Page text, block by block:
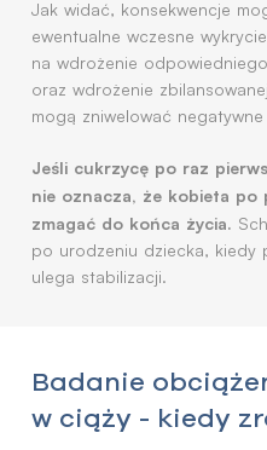
Jak widać, konsekwencje
ewentualne wczesne
na wdrożenie
oraz wdrożenie
mogą zniwelować
Jeśli cukrzycę po raz
nie oznacza, że kobieta po
zmagać do końca życia.
po urodzeniu dziecka, kiedy
ulega stabilizacji.
Badanie
w ciąży - kiedy